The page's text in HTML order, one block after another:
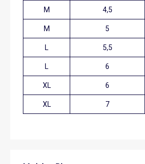
M 4,5
M 5
L 5,5
L 6
XL 6
XL 7